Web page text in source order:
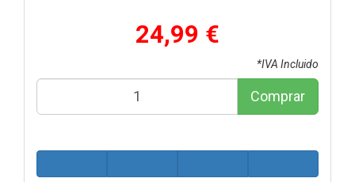
24,99 €
*IVA Incluido
Comprar